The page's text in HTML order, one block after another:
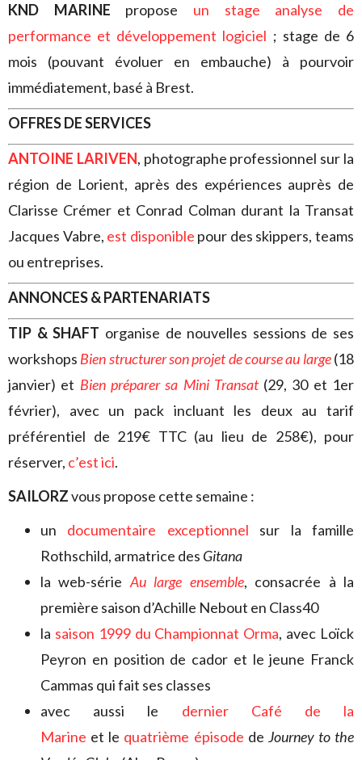
KND MARINE propose un stage analyse de
performance et développement logiciel ; stage de 6
mois (pouvant évoluer en embauche) à pourvoir
immédiatement, basé à Brest.
OFFRES DE SERVICES
ANTOINE LARIVEN, photographe professionnel sur la
région de Lorient, après des expériences auprès de
Clarisse Crémer et Conrad Colman durant la Transat
Jacques Vabre, est disponible pour des skippers, teams
ou entreprises.
ANNONCES & PARTENARIATS
TIP & SHAFT organise de nouvelles sessions de ses
workshops Bien structurer son projet de course au large(18
janvier) et Bien préparer sa Mini Transat(29, 30 et 1er
février), avec un pack incluant les deux au tarif
préférentiel de 219€ TTC (au lieu de 258€), pour
réserver, c’est ici.
SAILORZvous propose cette semaine :
un documentaire exceptionnel sur la famille
Rothschild, armatrice des Gitana
la web-série Au large ensemble, consacrée à la
première saison d’Achille Nebout en Class40
la saison 1999 du Championnat Orma, avec Loïck
Peyron en position de cador et le jeune Franck
Cammas qui fait ses classes
avec aussi le dernier Café de la
Marine et le quatrième épisode de Journey to the